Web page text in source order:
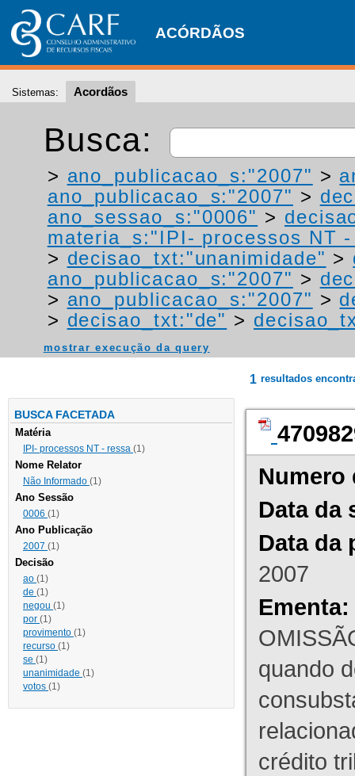
ACÓRDÃOS
Sistemas: Acordãos
Busca:
> ano_publicacao_s:"2007" >
ano_publicacao_s:"2007" >
ano_sessao_s:"0006" >
materia_s:"IPI- processos NT
> decisao_txt:"unanimidade" >
ano_publicacao_s:"2007" >
> ano_publicacao_s:"2007" >
> decisao_txt:"de" >
mostrar execução da query
BUSCA FACETADA
Matéria
IPI- processos NT - ressa (1)
Nome Relator
Não Informado (1)
Ano Sessão
0006 (1)
Ano Publicação
2007 (1)
Decisão
ao (1)
de (1)
negou (1)
por (1)
provimento (1)
recurso (1)
se (1)
unanimidade (1)
votos (1)
1 resultados
Numero
Data da
Data da
2007
Ementa:
quando
crédito